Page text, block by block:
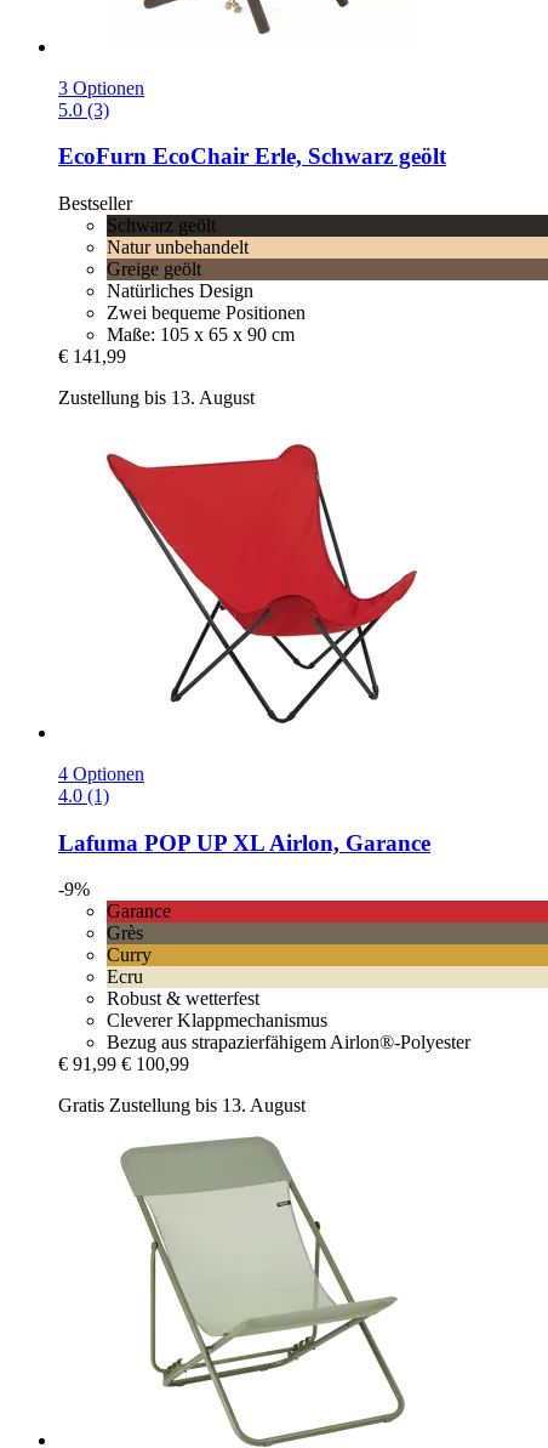
3 Optionen
5.0 (3)
EcoFurn EcoChair Erle, Schwarz geölt
Bestseller
Schwarz geölt
Natur unbehandelt
Greige geölt
Natürliches Design
Zwei bequeme Positionen
Maße: 105 x 65 x 90 cm
€ 141,99
Zustellung bis 13. August
4 Optionen
4.0 (1)
Lafuma POP UP XL Airlon, Garance
-9%
Garance
Grès
Curry
Ecru
Robust & wetterfest
Cleverer Klappmechanismus
Bezug aus strapazierfähigem Airlon®-Polyester
€ 91,99 € 100,99
Gratis Zustellung bis 13. August